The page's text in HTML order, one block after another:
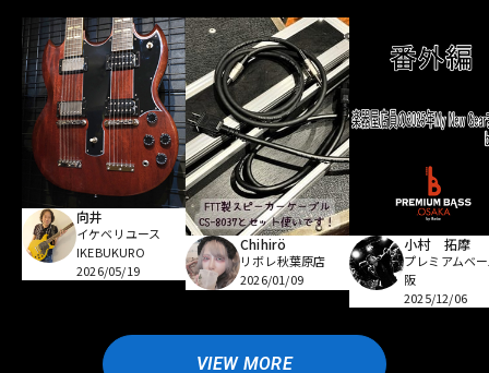
向井
イケベリユース
IKEBUKURO
2026/05/19
Chihirö
リボレ秋葉原店
2026/01/09
小村 拓摩
プレミアムベ
阪
2025/12/06
VIEW MORE